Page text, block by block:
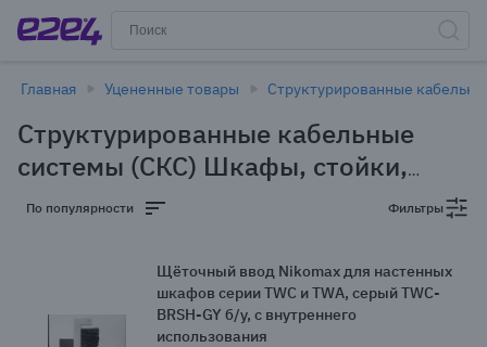
Главная Уцененные товары Структурированные
Структурированные кабельные
системы (СКС) Шкафы, стойки,
аксессуары в Кемерове -
По популярности Фильтры
Щёточный ввод Nikomax для настенных
шкафов серии TWC и TWA, серый TWC-
BRSH-GY б/у, с внутреннего
использования